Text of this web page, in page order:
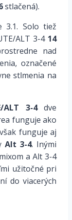
stlačená).
Solo tiež
ALT 3-4 14
nad
označené
stlmenia na
ALT 3-4dve
funguje ako
funguje aj
Alt 3-4. Inými
a Alt 3-4
užitočné pri
do viacerých